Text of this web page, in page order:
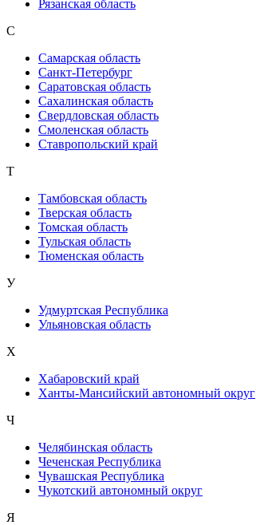
Рязанская область
С
Самарская область
Санкт-Петербург
Саратовская область
Сахалинская область
Свердловская область
Смоленская область
Ставропольский край
Т
Тамбовская область
Тверская область
Томская область
Тульская область
Тюменская область
У
Удмуртская Республика
Ульяновская область
Х
Хабаровский край
Ханты-Мансийский автономный округ
Ч
Челябинская область
Чеченская Республика
Чувашская Республика
Чукотский автономный округ
Я